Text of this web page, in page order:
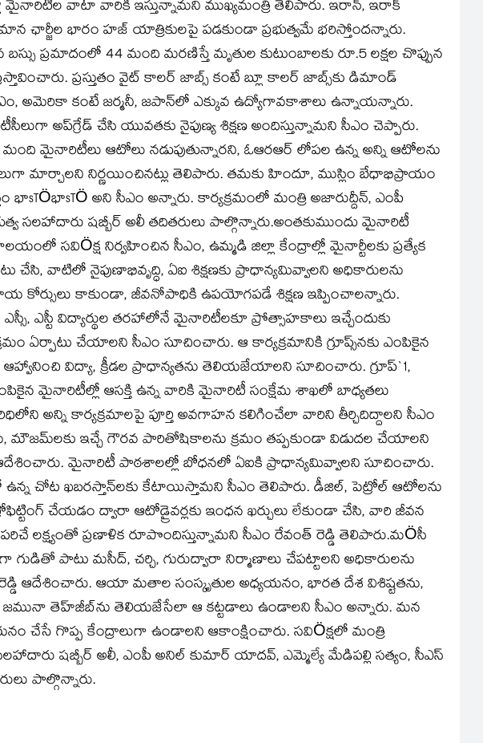
మైనారిటీల వాటా వారికి ఇస్తున్నామని ముఖ్యమంత్రి తెలిపారు. ఇరాన్, ఇరాక్
ఛార్జీల భారం హజ్ యాత్రికులపై పడకుండా ప్రభుత్వమే భరిస్తోందన్నారు.
ప్రమాదంలో 44 మంది మరణిస్తే మృతుల కుటుంబాలకు రూ.5 లక్షల చొప్పున
ప్రస్తుతం వైట్ కాలర్ జాబ్స్ కంటే బ్లూ కాలర్ జాబ్స్‌కు డిమాండ్
అమెరికా కంటే జర్మనీ, జపాన్‌లో ఎక్కువ ఉద్యోగావకాశాలు ఉన్నాయన్నారు.
అప్‌గ్రేడ్ చేసి యువతకు నైపుణ్య శిక్షణ అందిస్తున్నామని సీఎం చెప్పారు.
మైనారిటీలు ఆటోలు నడుపుతున్నారని, ఓఆరఆర్ లోపల ఉన్న అన్ని ఆటోలను
మార్చాలని నిర్ణయించినట్లు తెలిపారు. తమకు హిందూ, ముస్లిం బేధాభిప్రాయం
భాsTÖభాsTÖ అని సీఎం అన్నారు. కార్యక్రమంలో మంత్రి అజారుద్దీన్, ఎంపీ
సలహాదారు షబ్బీర్ అలీ తదితరులు పాల్గొన్నారు.అంతకుముందు మైనారిటీ
సవిÖక్ష నిర్వహించిన సీఎం, ఉమ్మడి జిల్లా కేంద్రాల్లో మైనార్టీలకు ప్రత్యేక
చేసి, వాటిలో నైపుణాభివృద్ధి, ఏఐ శిక్షణకు ప్రాధాన్యమివ్వాలని అధికారులను
కోర్సులు కాకుండా, జీవనోపాధికి ఉపయోగపడే శిక్షణ ఇప్పించాలన్నారు.
ఎస్టీ విద్యార్థుల తరహాలోనే మైనారిటీలకూ ప్రోత్సాహకాలు ఇచ్చేందుకు
ఏర్పాటు చేయాలని సీఎం సూచించారు. ఆ కార్యక్రమానికి గ్రూప్స్‌నకు ఎంపికైన
ఆహ్వానించి విద్యా, క్రీడల ప్రాధాన్యతను తెలియజేయాలని సూచించారు. గ్రూప్`1,
ఎంపికైన మైనారిటీల్లో ఆసక్తి ఉన్న వారికి మైనారిటీ సంక్షేమ శాఖలో బాధ్యతలు
అన్ని కార్యక్రమాలపై పూర్తి అవగాహన కలిగించేలా వారిని తీర్చిదిద్దాలని సీఎం
ఇచ్చే గౌరవ పారితోషికాలను క్రమం తప్పకుండా విడుదల చేయాలని
మైనారిటీ పాఠశాలల్లో బోధనలో ఏఐకి ప్రాధాన్యమివ్వాలని సూచించారు.
చోట ఖబరస్తాన్‌లకు కేటాయిస్తామని సీఎం తెలిపారు. డీజిల్, పెట్రోల్ ఆటోలను
చేయడం ద్వారా ఆటోడ్రైవర్లకు ఇంధన ఖర్చులు లేకుండా చేసి, వారి జీవన
లక్ష్యంతో ప్రణాళిక రూపొందిస్తున్నామని సీఎం రేవంత్ రెడ్డి తెలిపారు.మÖసీ
గుడితో పాటు మసీద్, చర్చి, గురుద్వారా నిర్మాణాలు చేపట్టాలని అధికారులను
ఆదేశించారు. ఆయా మతాల సంస్కృతుల అధ్యయనం, భారత దేశ విశిష్టతను,
తెహ్‌జీబ్‌ను తెలియజేసేలా ఆ కట్టడాలు ఉండాలని సీఎం అన్నారు. మన
చేసే గొప్ప కేంద్రాలుగా ఉండాలని ఆకాంక్షించారు. సవిÖక్షలో మంత్రి
సలహాదారు షబ్బీర్ అలీ, ఎంపీ అనిల్ కుమార్ యాదవ్, ఎమ్మెల్యే మేడిపల్లి సత్యం, సీఎస్
పాల్గొన్నారు.